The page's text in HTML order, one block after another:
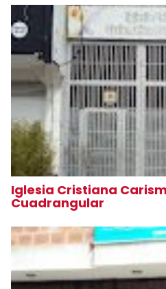
Iglesia Cristiana
Cuadrangular